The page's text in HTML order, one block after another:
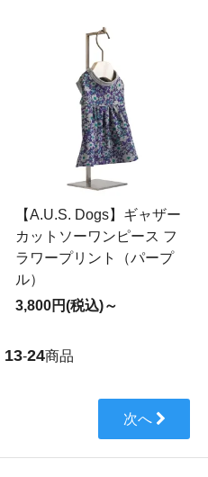
【A.U.S. Dogs】ギャザー
カットソーワンピース フ
ラワープリント（パープ
ル）
3,800円(税込)～
13-24商品
次へ